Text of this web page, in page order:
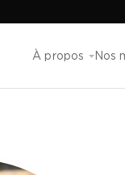
À propos Nos